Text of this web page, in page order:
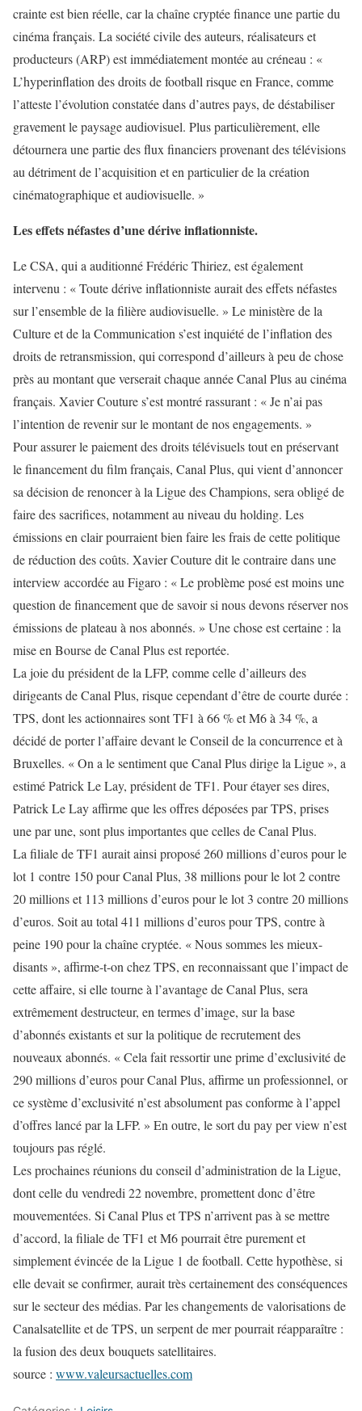
crainte est bien réelle, car la chaîne cryptée finance une partie du
cinéma français. La société civile des auteurs, réalisateurs et
producteurs (ARP) est immédiatement montée au créneau : «
L’hyperinflation des droits de football risque en France, comme
l’atteste l’évolution constatée dans d’autres pays, de déstabiliser
gravement le paysage audiovisuel. Plus particulièrement, elle
détournera une partie des flux financiers provenant des télévisions
au détriment de l’acquisition et en particulier de la création
cinématographique et audiovisuelle. »
Les effets néfastes d’une dérive inflationniste.
Le CSA, qui a auditionné Frédéric Thiriez, est également
intervenu : « Toute dérive inflationniste aurait des effets néfastes
sur l’ensemble de la filière audiovisuelle. » Le ministère de la
Culture et de la Communication s’est inquiété de l’inflation des
droits de retransmission, qui correspond d’ailleurs à peu de chose
près au montant que verserait chaque année Canal Plus au cinéma
français. Xavier Couture s’est montré rassurant : « Je n’ai pas
l’intention de revenir sur le montant de nos engagements. »
Pour assurer le paiement des droits télévisuels tout en préservant
le financement du film français, Canal Plus, qui vient d’annoncer
sa décision de renoncer à la Ligue des Champions, sera obligé de
faire des sacrifices, notamment au niveau du holding. Les
émissions en clair pourraient bien faire les frais de cette politique
de réduction des coûts. Xavier Couture dit le contraire dans une
interview accordée au Figaro : « Le problème posé est moins une
question de financement que de savoir si nous devons réserver nos
émissions de plateau à nos abonnés. » Une chose est certaine : la
mise en Bourse de Canal Plus est reportée.
La joie du président de la LFP, comme celle d’ailleurs des
dirigeants de Canal Plus, risque cependant d’être de courte durée :
TPS, dont les actionnaires sont TF1 à 66 % et M6 à 34 %, a
décidé de porter l’affaire devant le Conseil de la concurrence et à
Bruxelles. « On a le sentiment que Canal Plus dirige la Ligue », a
estimé Patrick Le Lay, président de TF1. Pour étayer ses dires,
Patrick Le Lay affirme que les offres déposées par TPS, prises
une par une, sont plus importantes que celles de Canal Plus.
La filiale de TF1 aurait ainsi proposé 260 millions d’euros pour le
lot 1 contre 150 pour Canal Plus, 38 millions pour le lot 2 contre
20 millions et 113 millions d’euros pour le lot 3 contre 20 millions
d’euros. Soit au total 411 millions d’euros pour TPS, contre à
peine 190 pour la chaîne cryptée. « Nous sommes les mieux-
disants », affirme-t-on chez TPS, en reconnaissant que l’impact de
cette affaire, si elle tourne à l’avantage de Canal Plus, sera
extrêmement destructeur, en termes d’image, sur la base
d’abonnés existants et sur la politique de recrutement des
nouveaux abonnés. « Cela fait ressortir une prime d’exclusivité de
290 millions d’euros pour Canal Plus, affirme un professionnel, or
ce système d’exclusivité n’est absolument pas conforme à l’appel
d’offres lancé par la LFP. » En outre, le sort du pay per view n’est
toujours pas réglé.
Les prochaines réunions du conseil d’administration de la Ligue,
dont celle du vendredi 22 novembre, promettent donc d’être
mouvementées. Si Canal Plus et TPS n’arrivent pas à se mettre
d’accord, la filiale de TF1 et M6 pourrait être purement et
simplement évincée de la Ligue 1 de football. Cette hypothèse, si
elle devait se confirmer, aurait très certainement des conséquences
sur le secteur des médias. Par les changements de valorisations de
Canalsatellite et de TPS, un serpent de mer pourrait réapparaître :
la fusion des deux bouquets satellitaires.
source : www.valeursactuelles.com